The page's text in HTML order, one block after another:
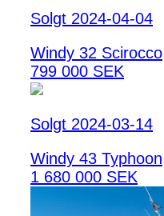
Solgt 2024-04-04
Windy 32 Scirocco
799 000 SEK
Solgt 2024-03-14
Windy 43 Typhoon
1 680 000 SEK